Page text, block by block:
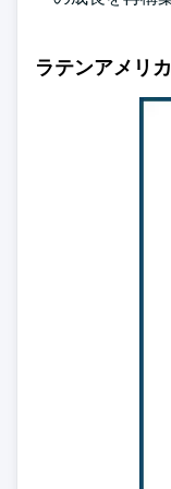
ラテンアメリ